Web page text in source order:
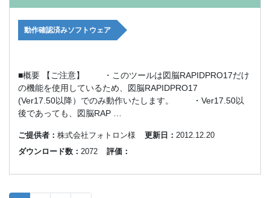
動作確認済みソフトウェア
■概要 【ご注意】 ・このツールは図脳RAPIDPRO17だけ
の機能を使用しているため、図脳RAPIDPRO17
(Ver17.50以降）でのみ動作いたします。 ・Ver17.50以
後であっても、図脳RAP …
ご提供者： 株式会社フォトロン様 更新日： 2012.12.20
ダウンロード数： 2072 評価：